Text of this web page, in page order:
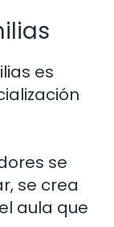
es
se
se crea
aula que